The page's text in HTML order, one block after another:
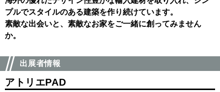
プルでスタイルのある建築を作り続けています。
素敵な出会いと、素敵なお家をご一緒に創ってみません
か。
出展者情報
アトリエPAD